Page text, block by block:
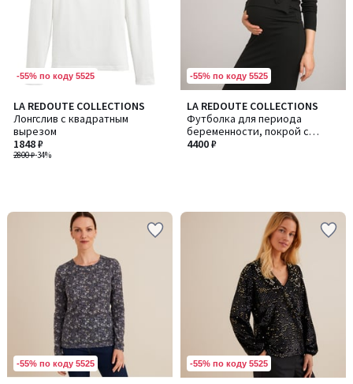
-55% по коду 5525
LA REDOUTE COLLECTIONS
Лонгслив с квадратным
вырезом
2800 ₽-34%
1848 ₽
-55% по коду 5525
LA REDOUTE COLLECTIONS
Футболка для периода
беременности, покрой с
запахом
4400 ₽
-55% по коду 5525 -55% по коду 5525